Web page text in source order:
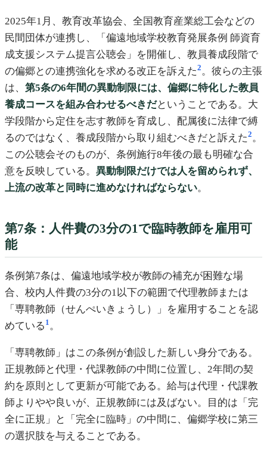
2025年1月、教育改革協会、全国教育産業総工会などの
民間団体が連携し、「偏遠地域学校教育発展条例 師資育
成支援システム提言公聴会」を開催し、教員養成段階で
の偏郷との連携強化を求める改正を訴えた2 。彼らの主張
は、 第5条の6年間の異動制限には、偏郷に特化した教員
養成コースを組み合わせるべきだということである。大
学段階から定住を志す教師を育成し、配属後に法律で縛
るのではなく、養成段階から取り組むべきだと訴えた2 。
この公聴会そのものが、条例施行8年後の最も明確な合
意を反映している。 異動制限だけでは人を留められず、
上流の改革と同時に進めなければならない。
第7条：人件費の3分の1で臨時教師を雇用可
能
条例第7条は、偏遠地域学校が教師の補充が困難な場
合、校内人件費の3分の1以下の範囲で代理教師または
「専聘教師（せんぺいきょうし）」を雇用することを認
めている 1。
「専聘教師」はこの条例が創設した新しい身分である。
正規教師と代理・代課教師の中間に位置し、2年間の契
約を原則として更新が可能である。給与は代理・代課教
師よりやや良いが、正規教師には及ばない。目的は「完
全に正規」と「完全に臨時」の中間に、偏郷学校に第三
の選択肢を与えることである。